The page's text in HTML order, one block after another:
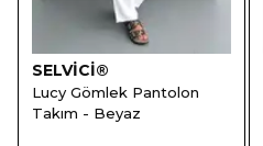
SELVİCİ®
Lucy Gömlek Pantolon
Takım - Beyaz